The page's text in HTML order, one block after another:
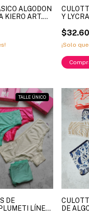
ALGODON
KIERO ART.
Y
¡Solo
TALLE ÚNICO
DE
LÍNEA
DE